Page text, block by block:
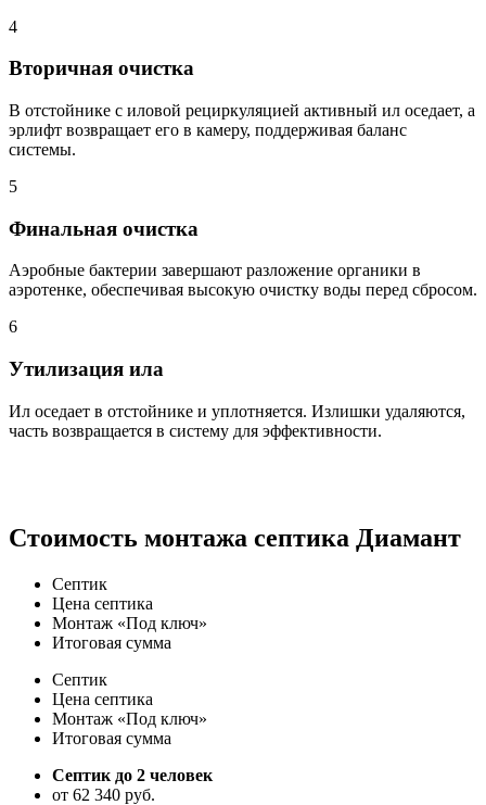
4
Вторичная очистка
В отстойнике с иловой рециркуляцией активный ил оседает, а
эрлифт возвращает его в камеру, поддерживая баланс
системы.
5
Финальная очистка
Аэробные бактерии завершают разложение органики в
аэротенке, обеспечивая высокую очистку воды перед сбросом.
6
Утилизация ила
Ил оседает в отстойнике и уплотняется. Излишки удаляются,
часть возвращается в систему для эффективности.
Стоимость монтажа септика Диамант
Септик
Цена септика
Монтаж «Под ключ»
Итоговая сумма
Септик
Цена септика
Монтаж «Под ключ»
Итоговая сумма
Септик до 2 человек
от 62 340 руб.